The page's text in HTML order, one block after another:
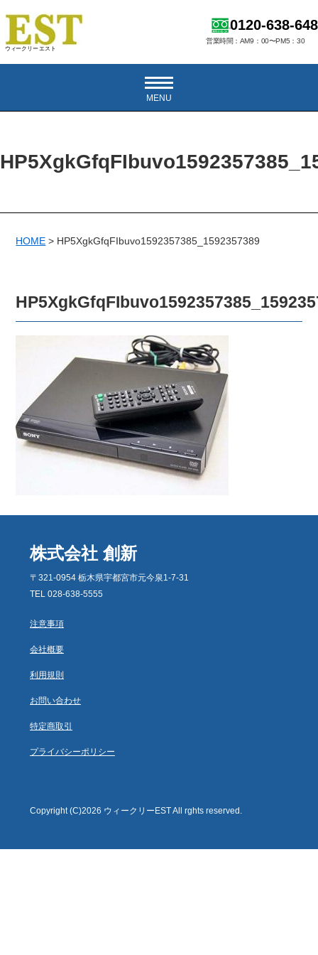
ウィークリー エスト
0120-638-648
営業時間：AM9：00〜PM5：30
MENU
HOME > HP5XgkGfqFIbuvo1592357385_1592357389
株式会社 創新
〒321-0954 栃木県宇都宮市元今泉1-7-31
TEL 028-638-5555
注意事項
会社概要
利用規則
お問い合わせ
特定商取引
プライバシーポリシー
Copyright (C)2026 ウィークリーEST All rghts reserved.